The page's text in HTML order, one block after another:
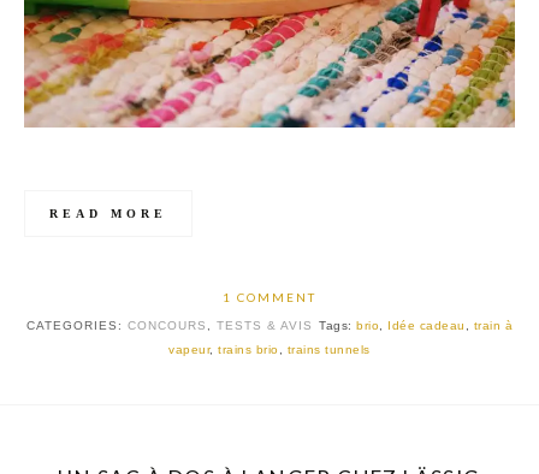
READ MORE
1 COMMENT
CATEGORIES: CONCOURS TESTS & AVIS Tags: brio Idée cadeau
train à
vapeur,trains brio trains tunnels